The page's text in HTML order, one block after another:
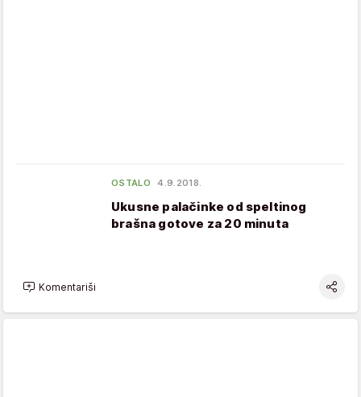
OSTALO 4.9.2018.
Ukusne palačinke od speltinog
brašna gotove za 20 minuta
Komentariši